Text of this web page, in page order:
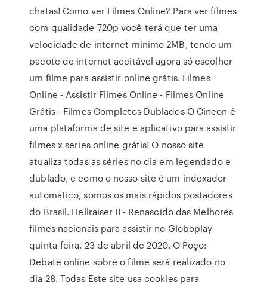
chatas! Como ver Filmes Online? Para ver filmes
com qualidade 720p você terá que ter uma
velocidade de internet minimo 2MB, tendo um
pacote de internet aceitável agora só escolher
um filme para assistir online grátis. Filmes
Online - Assistir Filmes Online - Filmes Online
Grátis - Filmes Completos Dublados O Cineon é
uma plataforma de site e aplicativo para assistir
filmes x series online grátis! O nosso site
atualiza todas as séries no dia em legendado e
dublado, e como o nosso site é um indexador
automático, somos os mais rápidos postadores
do Brasil. Hellraiser II - Renascido das Melhores
filmes nacionais para assistir no Globoplay
quinta-feira, 23 de abril de 2020. O Poço:
Debate online sobre o filme será realizado no
dia 28. Todas Este site usa cookies para